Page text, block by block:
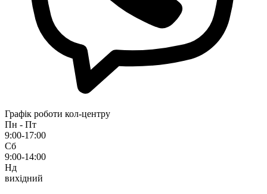
Графік роботи кол-центру
Пн - Пт
9:00-17:00
Сб
9:00-14:00
Нд
вихідний